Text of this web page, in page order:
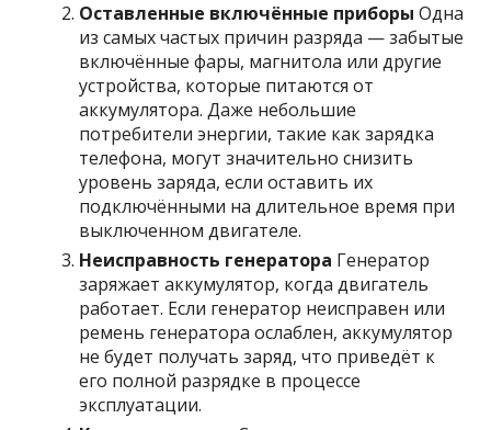
Оставленные включённые приборы Одна
из самых частых причин разряда — забытые
включённые фары, магнитола или другие
устройства, которые питаются от
аккумулятора. Даже небольшие
потребители энергии, такие как зарядка
телефона, могут значительно снизить
уровень заряда, если оставить их
подключёнными на длительное время при
выключенном двигателе.
Неисправность генератора Генератор
заряжает аккумулятор, когда двигатель
работает. Если генератор неисправен или
ремень генератора ослаблен, аккумулятор
не будет получать заряд, что приведёт к
его полной разрядке в процессе
эксплуатации.